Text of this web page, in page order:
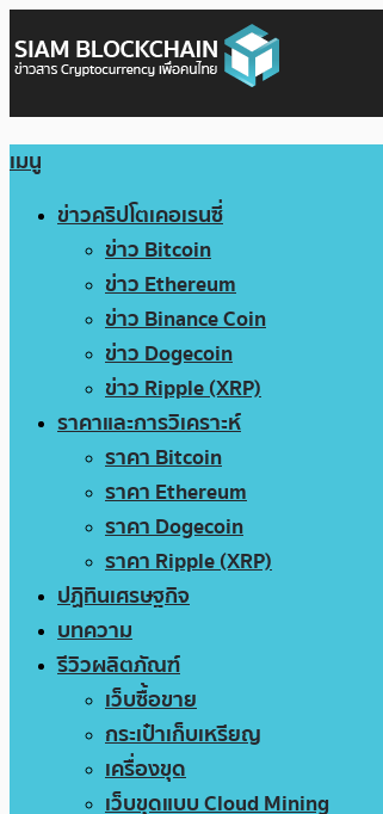
เมนู
ข่าวคริปโตเคอเรนซี่
ข่าว Bitcoin
ข่าว Ethereum
ข่าว Binance Coin
ข่าว Dogecoin
ข่าว Ripple (XRP)
ราคาและการวิเคราะห์
ราคา Bitcoin
ราคา Ethereum
ราคา Dogecoin
ราคา Ripple (XRP)
ปฏิทินเศรษฐกิจ
บทความ
รีวิวผลิตภัณฑ์
เว็บซื้อขาย
กระเป๋าเก็บเหรียญ
เครื่องขุด
เว็บขุดแบบ Cloud Mining